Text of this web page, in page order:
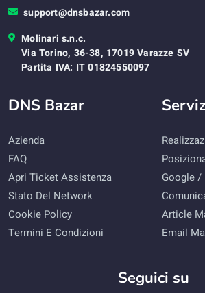
support@dnsbazar.com
Molinari s.n.c.
Via Torino, 36-38, 17019 Varazze SV
Partita IVA: IT 01824550097
DNS Bazar
Azienda
FAQ
Apri Ticket Assistenza
Stato Del Network
Cookie Policy
Termini E Condizioni
Google /
Article
Email
Seguici su